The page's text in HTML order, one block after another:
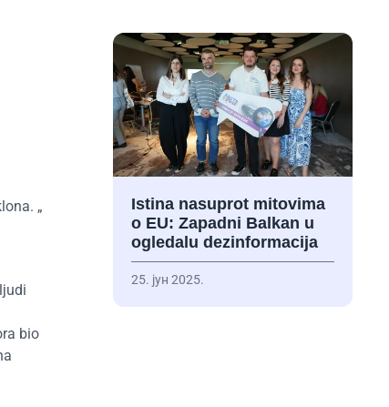
„
bio
Istina nasuprot mitovima
o EU: Zapadni Balkan u
ogledalu dezinformacija
25. јун 2025.